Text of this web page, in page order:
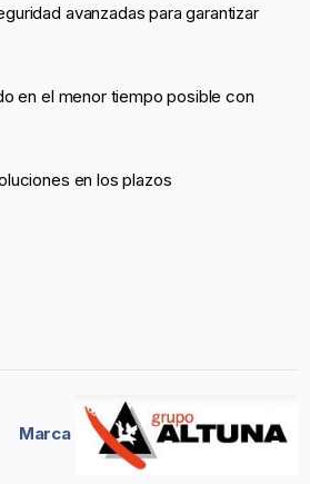
avanzadas para garantizar
en el menor tiempo posible con
en los plazos
Marca